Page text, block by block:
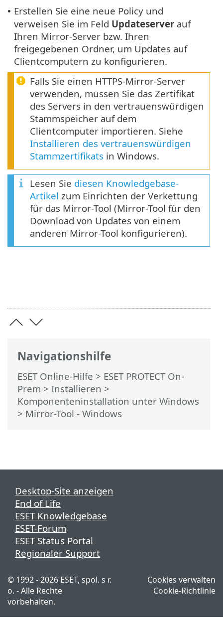
Navigationshilfe
ESET Online-Hilfe > ESET PROTECT On-
Prem > Installieren >
Komponenteninstallation unter Windows
> Mirror-Tool - Windows
• Erstellen Sie eine neue Policy und
verweisen Sie im Feld Updateserver auf
Ihren Mirror-Server bzw. Ihren
freigegebenen Ordner, um Updates auf
Clientcomputern zu konfigurieren.
Falls Sie einen HTTPS-Mirror-Server
verwenden, müssen Sie das Zertifikat
des Servers in den vertrauenswürdigen
Stammspeicher auf dem
Clientcomputer importieren. Siehe
Installieren des vertrauenswürdigen
Stammzertifikats in Windows.
Lesen Sie diesen Knowledgebase-
Artikel zum Einrichten der Verkettung
für das Mirror-Tool (Mirror-Tool für den
Download von Updates von einem
anderen Mirror-Tool konfigurieren).
Desktop-Site anzeigen
End of Life
ESET Knowledgebase
ESET-Forum
ESET Status Portal
Regionaler Support
© 1992 - 2026 ESET, spol. s r.
o. - Alle Rechte
vorbehalten.
Cookies verwalten
Cookie-Richtlinie